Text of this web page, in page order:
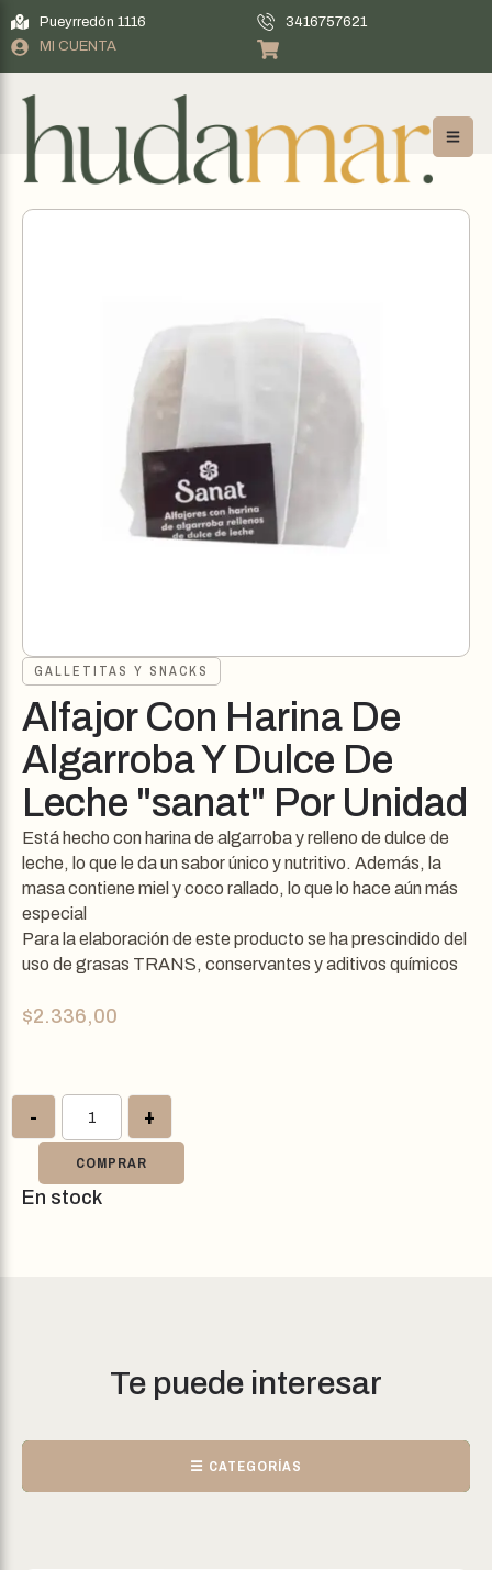
Pueyrredón 1116
3416757621
MI CUENTA
GALLETITAS Y SNACKS
Alfajor Con Harina De
Algarroba Y Dulce De
Leche "sanat" Por Unidad
Está hecho con harina de algarroba y relleno de dulce de
leche, lo que le da un sabor único y nutritivo. Además, la
masa contiene miel y coco rallado, lo que lo hace aún más
especial
Para la elaboración de este producto se ha prescindido del
uso de grasas TRANS, conservantes y aditivos químicos
$2.336,00
- +
COMPRAR
En stock
Te puede interesar
☰ CATEGORÍAS